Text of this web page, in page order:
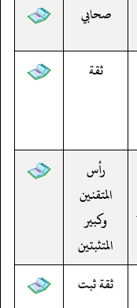
صحابي
ثقة
رأس
المتقنين
وكبير
المتثبتين
ثقة ثبت